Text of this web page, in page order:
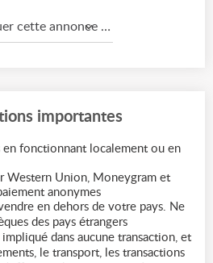
Marquer cette annonce comme...
importantes
en fonctionnant localement ou en
Western Union, Moneygram et
anonymes
en dehors de votre pays. Ne
des pays étrangers
dans aucune transaction, et
le transport, les transactions